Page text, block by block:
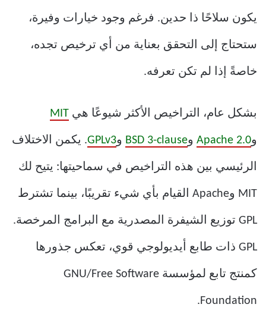
يكون سلاحًا ذا حدين. فرغم وجود خيارات وفيرة،
ستحتاج إلى التحقق بعناية من أي ترخيص تجده،
خاصةً إذا لم تكن تعرفه.
بشكل عام، التراخيص الأكثر شيوعًا هي MIT
وApache 2.0 وBSD 3-clause وGPLv3. يكمن الاختلاف
الرئيسي بين هذه التراخيص في سماحيتها: يتيح لك
MIT وApache القيام بأي شيء تقريبًا، بينما تشترط
GPL توزيع الشيفرة المصدرية مع البرامج المرخصة.
GPL ذات طابع أيديولوجي قوي، تعكس جذورها
كمنتج تابع لمؤسسة GNU/Free Software
Foundation.